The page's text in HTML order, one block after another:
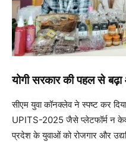
योगी सरकार की पहल से बढ़ा
सीएम युवा कॉनक्लेव ने स्पष्ट कर
UPITS-2025 जैसे प्लेटफॉर्म न
प्रदेश के युवाओं को रोजगार और